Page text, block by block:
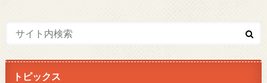
トピックス